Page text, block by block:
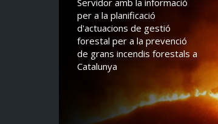
Servidor amb la informació
per a la planificació
d'actuacions de gestió
forestal per a la prevenció
de grans incendis forestals a
Catalunya